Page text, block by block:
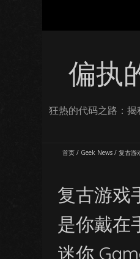
偏执
狂热的代码之路：
首页 / Geek News / 复古游
复古游戏
是你戴在
迷你